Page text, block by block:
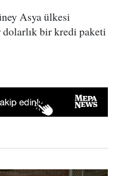
Asya ülkesi
bir kredi paketi